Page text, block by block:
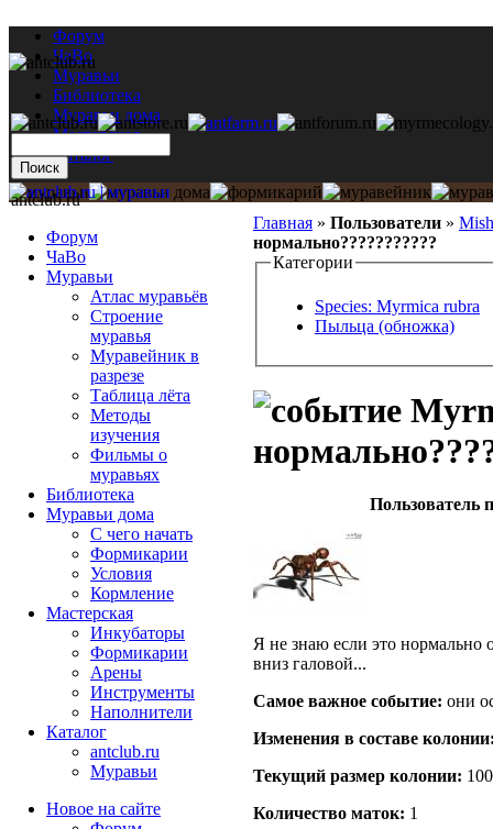
Форум
ЧаВо
Муравьи
Библиотека
Муравьи дома
Мастерская
Каталог
Главная » Пользователи »
нормально???????????
Категории
Species: Myrmica rubra
Пыльца (обножка)
Пользователь
Я не знаю если это нормально
вниз галовой...
Самое важное событие: они
Изменения в составе
Текущий размер кoлонии: 100
Количество маток: 1
antclub.ru
Форум
ЧаВо
Муравьи
Атлас муравьёв
Строение
муравья
Муравейник в
разрезе
Таблица лёта
Методы
изучения
Фильмы о
муравьях
Библиотека
Муравьи дома
С чего начать
Формикарии
Условия
Кормление
Мастерская
Инкубаторы
Формикарии
Арены
Инструменты
Наполнители
Каталог
antclub.ru
Муравьи
Новое на сайте